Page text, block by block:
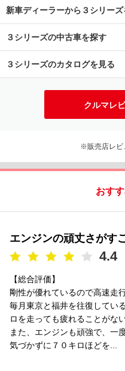
新車ディーラーから３シリー
３シリーズの中古車を探す
３シリーズのカタログを見る
クルマレ
※販売店レビ
おす
エンジンの頑丈さがす
4.4
【総合評価】
剛性が優れているので高速走
毎月東京と福井を往復してい
ロを走っても疲れることがない
また、エンジンも頑強で、一
気づかずに７０キロほどを...